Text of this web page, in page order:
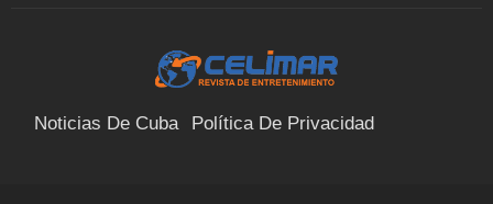
Noticias De Cuba Política De Privacidad